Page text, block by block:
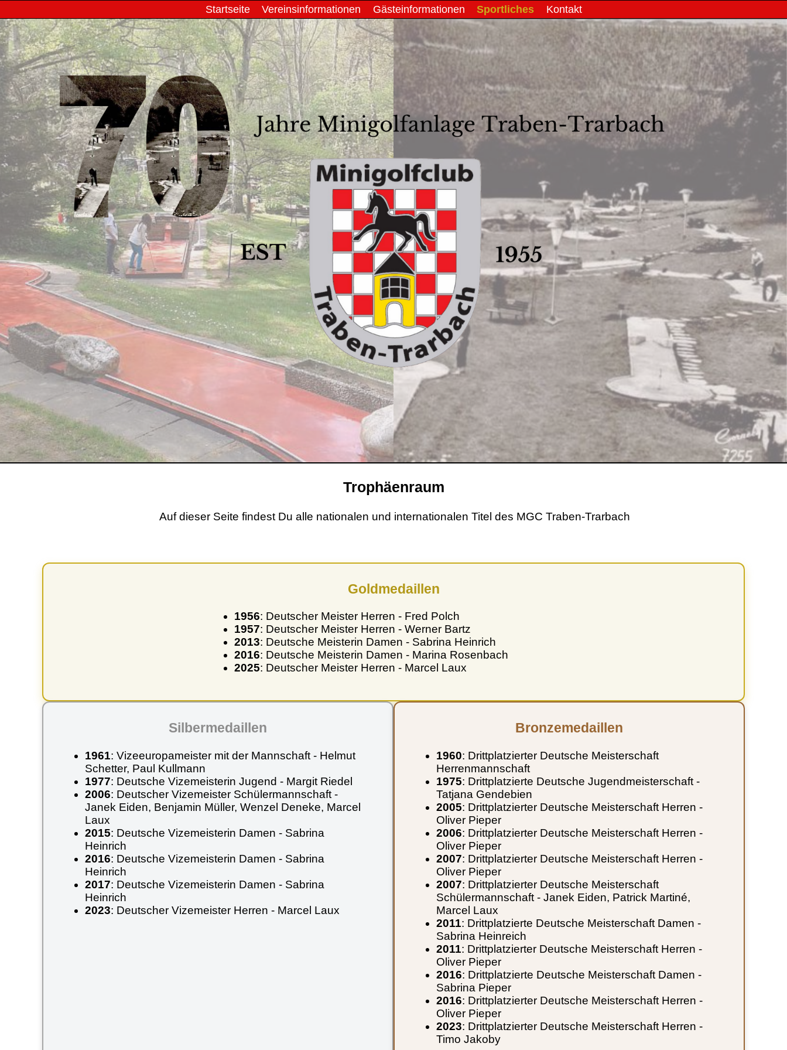
Startseite Vereinsinformationen Gästeinformationen Sportliches Kontakt
Trophäenraum
Auf dieser Seite findest Du alle nationalen und internationalen Titel des MGC Traben-Trarbach
Goldmedaillen
1956: Deutscher Meister Herren - Fred Polch
1957: Deutscher Meister Herren - Werner Bartz
2013: Deutsche Meisterin Damen - Sabrina Heinrich
2016: Deutsche Meisterin Damen - Marina Rosenbach
2025: Deutscher Meister Herren - Marcel Laux
Silbermedaillen
1961: Vizeeuropameister mit der Mannschaft - Helmut
Schetter, Paul Kullmann
1977: Deutsche Vizemeisterin Jugend - Margit Riedel
2006: Deutscher Vizemeister Schülermannschaft -
Janek Eiden, Benjamin Müller, Wenzel Deneke, Marcel
Laux
2015: Deutsche Vizemeisterin Damen - Sabrina
Heinrich
2016: Deutsche Vizemeisterin Damen - Sabrina
Heinrich
2017: Deutsche Vizemeisterin Damen - Sabrina
Heinrich
2023: Deutscher Vizemeister Herren - Marcel Laux
Bronzemedaillen
1960: Drittplatzierter Deutsche Meisterschaft
Herrenmannschaft
1975: Drittplatzierte Deutsche Jugendmeisterschaft -
Tatjana Gendebien
2005: Drittplatzierter Deutsche Meisterschaft Herren -
Oliver Pieper
2006: Drittplatzierter Deutsche Meisterschaft Herren -
Oliver Pieper
2007: Drittplatzierter Deutsche Meisterschaft Herren -
Oliver Pieper
2007: Drittplatzierter Deutsche Meisterschaft
Schülermannschaft - Janek Eiden, Patrick Martiné,
Marcel Laux
2011: Drittplatzierte Deutsche Meisterschaft Damen -
Sabrina Heinreich
2011: Drittplatzierter Deutsche Meisterschaft Herren -
Oliver Pieper
2016: Drittplatzierte Deutsche Meisterschaft Damen -
Sabrina Pieper
2016: Drittplatzierter Deutsche Meisterschaft Herren -
Oliver Pieper
2023: Drittplatzierter Deutsche Meisterschaft Herren -
Timo Jakoby